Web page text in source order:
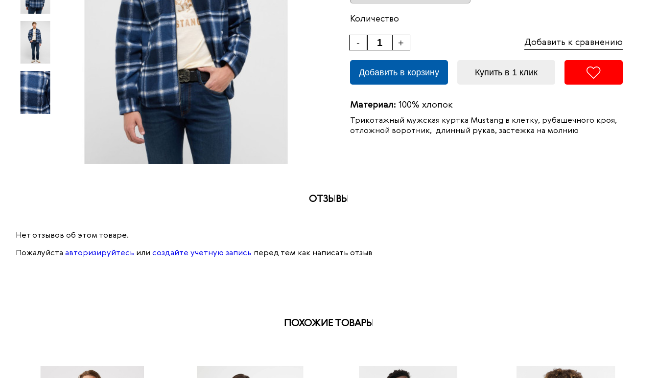
Количество
+
- Добавить к сравнению
Добавить в корзину Купить в 1 клик
Материал: 100% хлопок
Трикотажный мужская куртка Mustang в клетку, рубашечного кроя,
отложной воротник, длинный рукав, застежка на молнию
ОТЗЫВЫ
Нет отзывов об этом товаре.
Пожалуйста авторизируйтесь или создайте учетную запись перед тем как написать отзыв
ПОХОЖИЕ ТОВАРЫ